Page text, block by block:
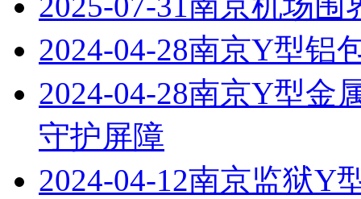
2024-04-28南京Y型铝
2024-04-28南京Y型金
守护屏障
2024-04-12南京监狱Y